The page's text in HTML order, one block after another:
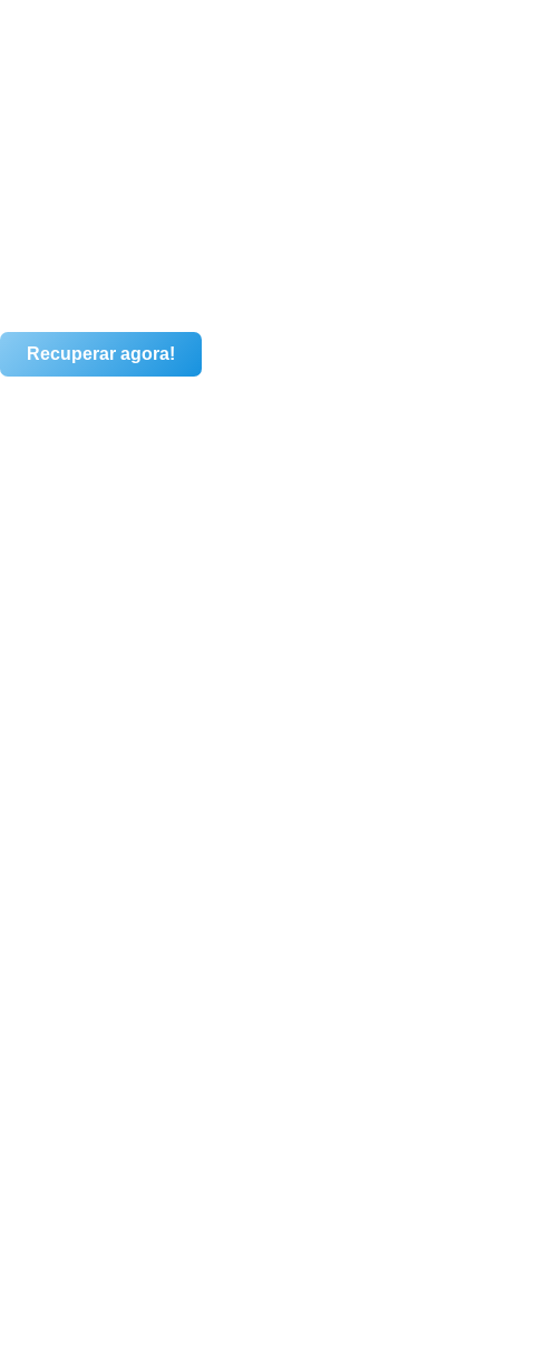
Recuperar agora!